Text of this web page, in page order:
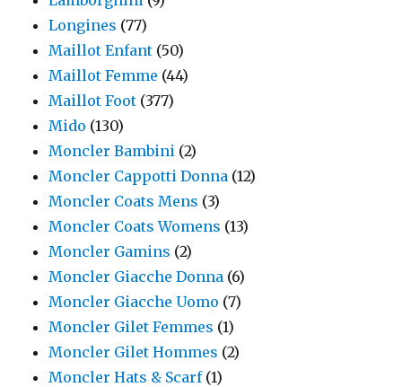
Longines (77)
Maillot Enfant (50)
Maillot Femme (44)
Maillot Foot (377)
Mido (130)
Moncler Bambini (2)
Moncler Cappotti Donna (12)
Moncler Coats Mens (3)
Moncler Coats Womens (13)
Moncler Gamins (2)
Moncler Giacche Donna (6)
Moncler Giacche Uomo (7)
Moncler Gilet Femmes (1)
Moncler Gilet Hommes (2)
Moncler Hats & Scarf (1)